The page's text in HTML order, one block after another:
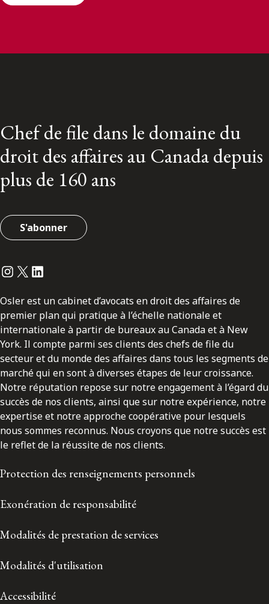
Chef de file dans le domaine du
droit des affaires au Canada depuis
plus de 160 ans
S'abonner
Instagram
Twitter
LinkedIn
Osler est un cabinet d’avocats en droit des affaires de
premier plan qui pratique à l’échelle nationale et
internationale à partir de bureaux au Canada et à New
York. Il compte parmi ses clients des chefs de file du
secteur et du monde des affaires dans tous les segments de
marché qui en sont à diverses étapes de leur croissance.
Notre réputation repose sur notre engagement à l’égard du
succès de nos clients, ainsi que sur notre expérience, notre
expertise et notre approche coopérative pour lesquels
nous sommes reconnus. Nous croyons que notre succès est
le reflet de la réussite de nos clients.
Protection des renseignements personnels
Exonération de responsabilité
Modalités de prestation de services
Modalités d'utilisation
Accessibilité